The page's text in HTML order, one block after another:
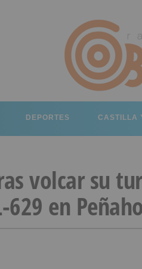
DEPORTES CASTILLA
volcar su
629 en